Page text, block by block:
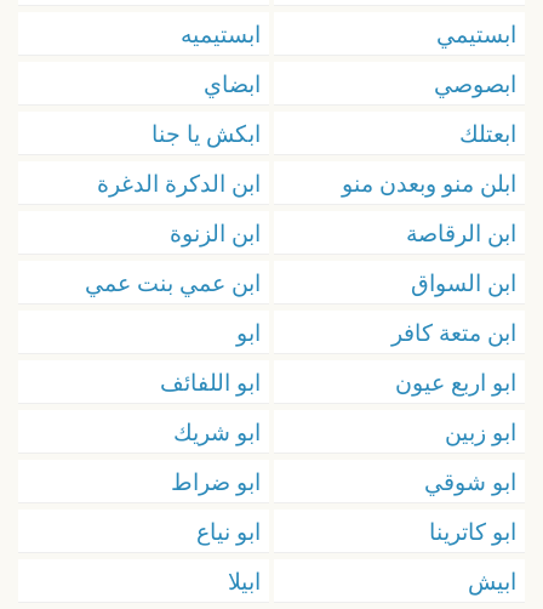
ابستيمي
ابستيميه
ابصوصي
ابضاي
ابعتلك
ابكش يا جنا
ابلن منو وبعدن منو
ابن الدكرة الدغرة
ابن الرقاصة
ابن الزنوة
ابن السواق
ابن عمي بنت عمي
ابن متعة كافر
ابو
ابو اربع عيون
ابو اللفائف
ابو زبين
ابو شريك
ابو شوقي
ابو ضراط
ابو كاترينا
ابو نياع
ابيش
ابيلا